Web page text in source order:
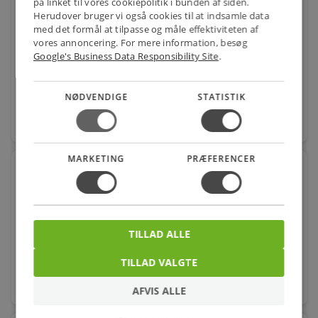
Metal bruserslange 1500mm
Varenr.: 738002104
710,00 kr.pr. stk.
Broen Ballofix Kuglehane 1/2''. Nippel-målerforskr
138,00 kr.
Herudover bruger vi også cookies til at indsamle data
med det formål at tilpasse og måle effektiviteten af
vores annoncering. For mere information, besøg
Google's Business Data Responsibility Site.
NØDVENDIGE STATISTIK
MARKETING PRÆFERENCER
TILLAD VALGTE
TILLAD ALLE
AFVIS ALLE